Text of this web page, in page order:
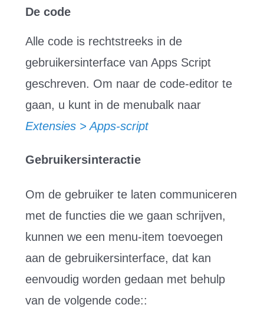
De code
Alle code is rechtstreeks in de
gebruikersinterface van Apps Script
geschreven. Om naar de code-editor te
gaan, u kunt in de menubalk naar
Extensies > Apps-script
Gebruikersinteractie
Om de gebruiker te laten communiceren
met de functies die we gaan schrijven,
kunnen we een menu-item toevoegen
aan de gebruikersinterface, dat kan
eenvoudig worden gedaan met behulp
van de volgende code::